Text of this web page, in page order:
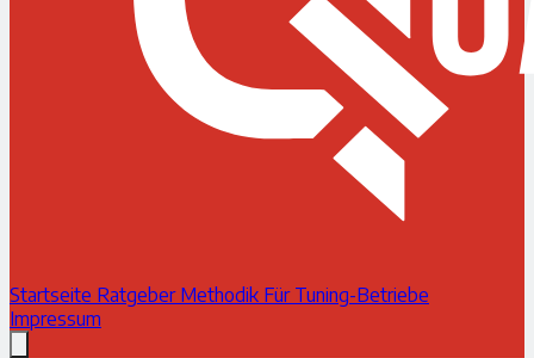
Startseite Ratgeber Methodik Für Tuning-Betriebe
Impressum